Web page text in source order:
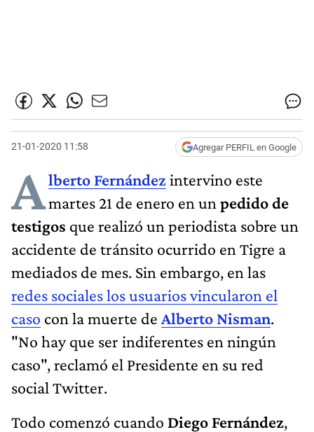
21-01-2020 11:58 Agregar PERFIL en Google
Alberto Fernándezintervino este
martes 21 de enero en un pedido de
testigos que realizó un periodista sobre un
accidente de tránsito ocurrido en Tigre a
mediados de mes. Sin embargo, en las
redes sociales los usuarios vincularon el
caso con la muerte de Alberto Nisman.
"No hay que ser indiferentes en ningún
caso", reclamó el Presidente en su red
social Twitter.
Todo comenzó cuando Diego Fernández,